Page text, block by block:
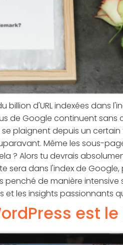
billion d'URL indexées
de Google continuent
se plaignent depuis un
Même les sous-
? Alors tu devrais
sera dans l'index de
penché de manière
et les insights passionnants
est